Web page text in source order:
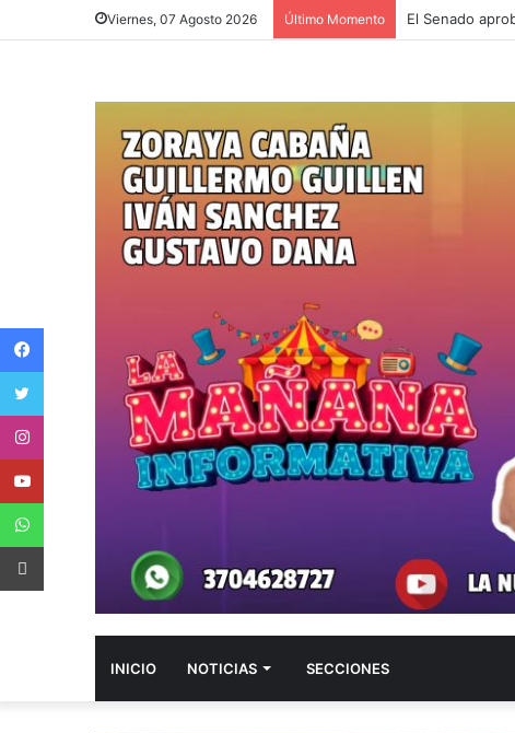
Viernes, 07 Agosto 2026 Último Momento El Senado
INICIO NOTICIAS SECCIONES